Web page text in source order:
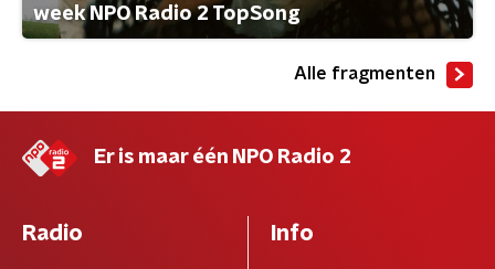
week NPO Radio 2 TopSong
Alle fragmenten
Er is maar één NPO Radio 2
Radio Info